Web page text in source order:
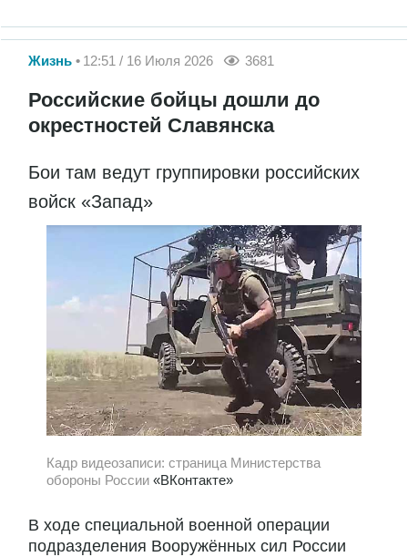
Жизнь 12:51 / 16 Июля 2026 3681
Российские бойцы дошли до
окрестностей Славянска
Бои там ведут группировки российских
войск «Запад»
Кадр видеозаписи: страница Министерства
обороны России «ВКонтакте»
В ходе специальной военной операции
подразделения Вооружённых сил России